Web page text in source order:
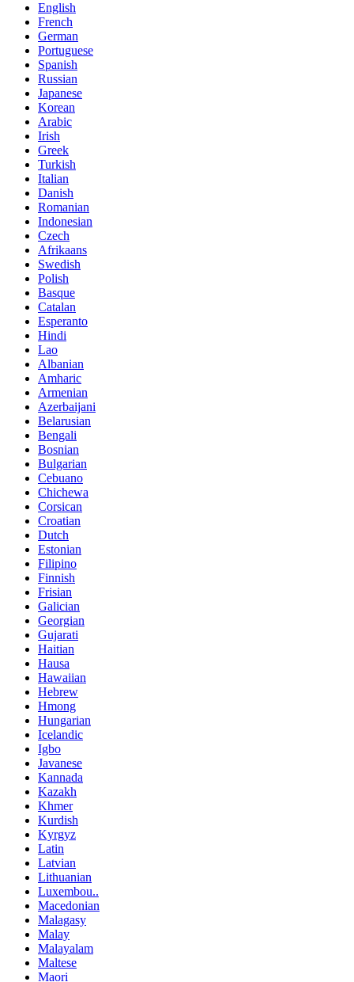
English
French
German
Portuguese
Spanish
Russian
Japanese
Korean
Arabic
Irish
Greek
Turkish
Italian
Danish
Romanian
Indonesian
Czech
Afrikaans
Swedish
Polish
Basque
Catalan
Esperanto
Hindi
Lao
Albanian
Amharic
Armenian
Azerbaijani
Belarusian
Bengali
Bosnian
Bulgarian
Cebuano
Chichewa
Corsican
Croatian
Dutch
Estonian
Filipino
Finnish
Frisian
Galician
Georgian
Gujarati
Haitian
Hausa
Hawaiian
Hebrew
Hmong
Hungarian
Icelandic
Igbo
Javanese
Kannada
Kazakh
Khmer
Kurdish
Kyrgyz
Latin
Latvian
Lithuanian
Luxembou..
Macedonian
Malagasy
Malay
Malayalam
Maltese
Maori